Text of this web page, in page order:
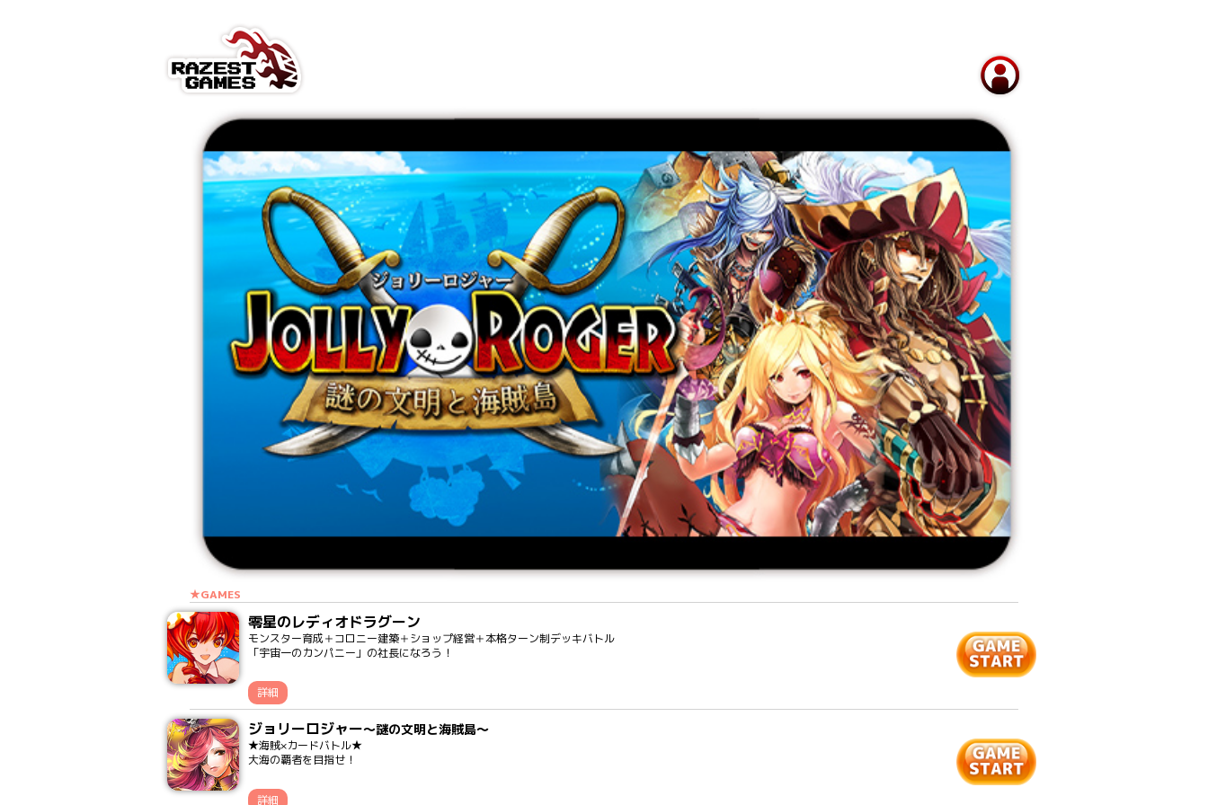
★GAMES
零星のレディオドラグーン
モンスター育成＋コロニー建築＋ショップ経営＋本格ターン制デッキバトル
「宇宙一のカンパニー」の社長になろう！
詳細
ジョリーロジャー～謎の文明と海賊島～
★海賊×カードバトル★
大海の覇者を目指せ！
詳細